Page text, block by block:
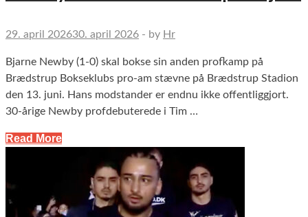
29. april 202630. april 2026 - by Hr
Bjarne Newby (1-0) skal bokse sin anden profkamp på
Brædstrup Bokseklubs pro-am stævne på Brædstrup Stadion
den 13. juni. Hans modstander er endnu ikke offentliggjort.
30-årige Newby profdebuterede i Tim …
Read More